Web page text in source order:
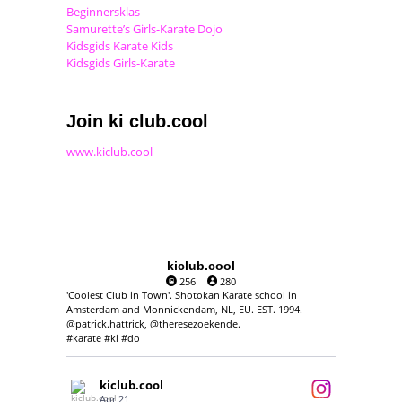
Beginnersklas
Samurette’s Girls-Karate Dojo
Kidsgids Karate Kids
Kidsgids Girls-Karate
Join ki club.cool
www.kiclub.cool
kiclub.cool
256
280
'Coolest Club in Town'. Shotokan Karate school in
Amsterdam and Monnickendam, NL, EU. EST. 1994.
@patrick.hattrick, @theresezoekende.
#karate #ki #do
kiclub.cool
Apr 21